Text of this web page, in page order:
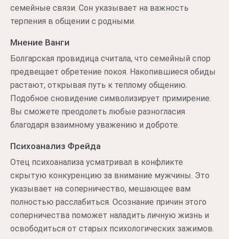
семейные связи. Сон указывает на важность
терпения в общении с родными.
Мнение Ванги
Болгарская провидица считала, что семейный спор
предвещает обретение покоя. Накопившиеся обиды
растают, открывая путь к теплому общению.
Подобное сновидение символизирует примирение.
Вы сможете преодолеть любые разногласия
благодаря взаимному уважению и доброте.
Психоанализ Фрейда
Отец психоанализа усматривал в конфликте
скрытую конкуренцию за внимание мужчины. Это
указывает на соперничество, мешающее вам
полностью расслабиться. Осознание причин этого
соперничества поможет наладить личную жизнь и
освободиться от старых психологических зажимов.